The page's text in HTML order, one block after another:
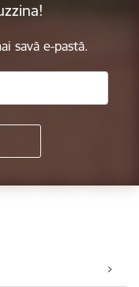
savā e-pastā.